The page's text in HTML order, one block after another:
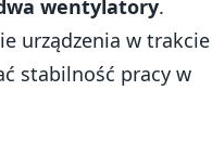
wentylatory.
urządzenia w trakcie
stabilność pracy w